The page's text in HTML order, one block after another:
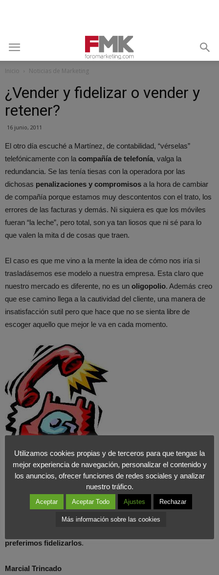
Inicio Noticias de Marketing
¿Vender y fidelizar o vender y
retener?
16 junio, 2011
El otro día escuché a Martínez, de contabilidad, “vérselas”
telefónicamente con la compañía de telefonía, valga la
redundancia. Se las tenía tiesas con la operadora por las
dichosas penalizaciones y compromisos a la hora de cambiar
de compañía porque estamos muy descontentos con el trato, los
errores de las facturas y demás. Ni siquiera es que los móviles
fueran “la leche”, pero total, son ya tan liosos que ni sé para lo
que valen la mita d de cosas que traen.
El caso es que me vino a la mente la idea de cómo nos iría si
trasladásemos ese modelo a nuestra empresa. Esta claro que
nuestro mercado es diferente, no es un oligopolio. Además creo
que ese camino llega a la cautividad del cliente, una manera de
insatisfacción sutil pero que hace que no se sienta libre de
escoger aquello que mejor le va en cada momento.
No quiero utilizar este post solamente para criticar a las
compañías de telefonía que operan en nuestro país. Es aplicable
a todo el mercado. Si regalas algo, no te lo cobras después,
porque entonces no lo regalas, lo vendes. Retener a los clientes,
preferimos fidelizarlos.
Marcial Trincado
Utilizamos cookies propias y de terceros para que tengas la
mejor experiencia de navegación, personalizar el contenido y
los anuncios, ofrecer funciones de redes sociales y analizar
nuestro tráfico.
Aceptar Aceptar Todo Ajustes Rechazar
Más información sobre las cookies